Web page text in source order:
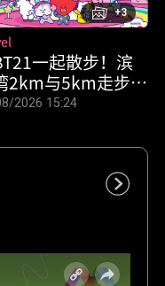
一起散步！滨
2km与5km走步会
STAR WALK”
2026 15:24
+3